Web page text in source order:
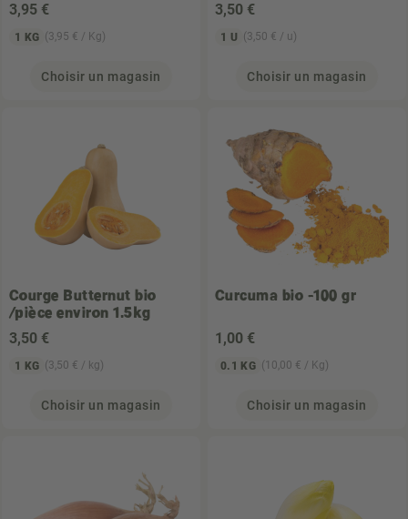
3,95 €
1 KG (3,95 € / Kg)
Choisir un magasin
3,50 €
1 U (3,50 € / u)
Choisir un magasin
Courge Butternut bio
/pièce environ 1.5kg
3,50 €
1 KG (3,50 € / kg)
Choisir un magasin
Curcuma bio -100 gr
1 ,00 €
0.1 KG (10,00 € / Kg)
Choisir un magasin